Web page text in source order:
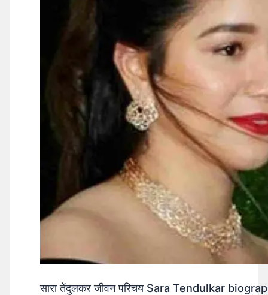
सारा तेंदुलकर जीवन परिचय Sara Tendulkar